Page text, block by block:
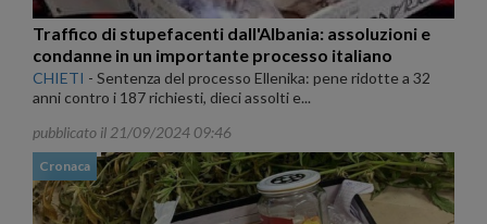
Traffico di stupefacenti dall'Albania: assoluzioni e
condanne in un importante processo italiano
CHIETI - Sentenza del processo Ellenika: pene ridotte a 32
anni contro i 187 richiesti, dieci assolti e...
pubblicato il 21/09/2024 09:46
Cronaca